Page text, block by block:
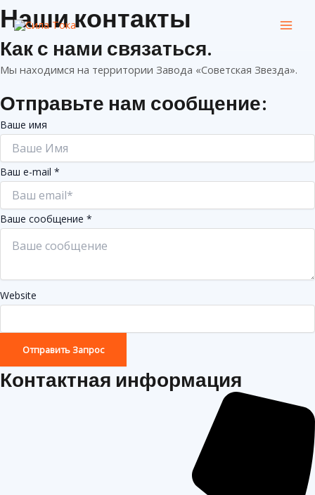
Перейти
к
содержимому
Наши контакты
Как с нами связаться.
Мы находимся на территории Завода «Советская Звезда».
Отправьте нам сообщение:
Ваше имя
Ваш e-mail *
Ваше сообщение *
Website
Отправить Запрос
Контактная информация